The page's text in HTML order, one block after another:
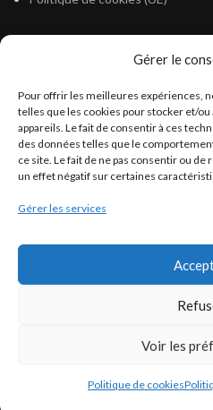
Gérer le
Pour offrir les meilleures expériences,
telles que les cookies pour stocker et/
appareils. Le fait de consentir à ces
des données telles que le
ce site. Le fait de ne pas consentir ou
un effet négatif sur certaines
Gérer les services
Voir les
Politique de cookies
Législation Gasoil Fioul GNR
Législation Essence
Législation Adblue
Législation Eau
Législation Lubrifiant
Législation Phytosanitaire
COPYRIGHT ©Francoself